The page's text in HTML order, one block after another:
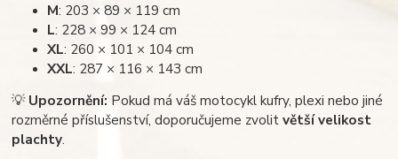
M: 203 × 89 × 119 cm
L: 228 × 99 × 124 cm
XL: 260 × 101 × 104 cm
XXL: 287 × 116 × 143 cm
💡Upozornění: Pokud má váš motocykl kufry, plexi nebo jiné
rozměrné příslušenství, doporučujeme zvolitvětší velikost
plachty.